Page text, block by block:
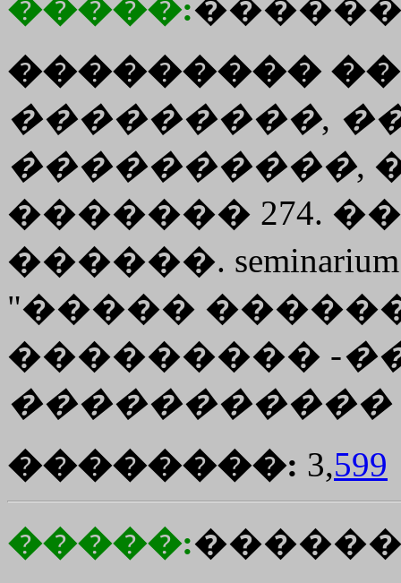
�����:
���������
���������,
����������,
������� 274.
������.
"�����
��������� -
�����������
��������: 3,599
�����: